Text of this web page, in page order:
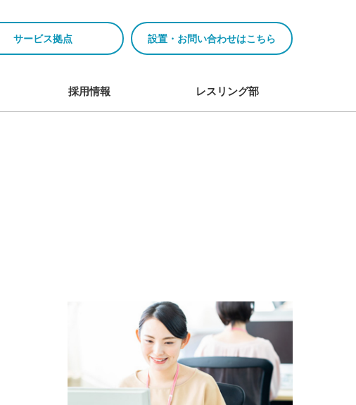
サービス拠点 設置・お問い合わせはこちら
採用情報 レスリング部